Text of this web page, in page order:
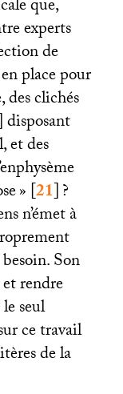
que,
experts
de
place pour
des clichés
disposant
et des
»[21]?
n’émet à
Son
rendre
seul
ce travail
de la